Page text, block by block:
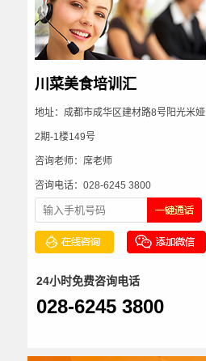
川菜美食培训汇
地址：成都市成华区建材路8号阳光米娅
2期-1楼149号
咨询老师：席老师
咨询电话：028-6245 3800
24小时免费咨询电话
028-6245 3800